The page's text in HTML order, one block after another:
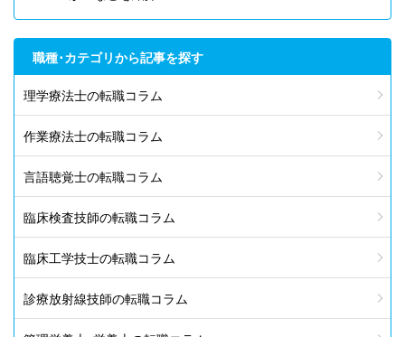
職種･カテゴリから記事を探す
理学療法士の転職コラム
作業療法士の転職コラム
言語聴覚士の転職コラム
臨床検査技師の転職コラム
臨床工学技士の転職コラム
診療放射線技師の転職コラム